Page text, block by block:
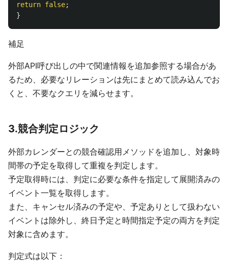
return false;
}
補足
外部API呼び出しの中で関連情報を追加参照する場合があ
るため、必要なリレーションは先にまとめて読み込んでお
くと、不要なクエリを減らせます。
3.競合判定ロジック
外部カレンダーとの競合確認用メソッドを追加し、対象時
間帯の予定を取得して重複を判定します。
予定取得時には、判定に必要な条件を指定して展開済みの
イベント一覧を取得します。
また、キャンセル済みの予定や、予定ありとして扱わない
イベントは除外し、終日予定と時間指定予定の両方を判定
対象に含めます。
判定式は以下：